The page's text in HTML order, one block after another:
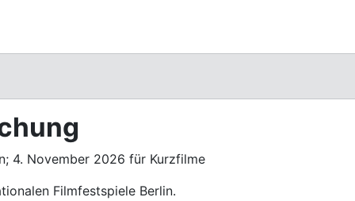
4. November 2026 für Kurzfilme
Filmfestspiele Berlin.